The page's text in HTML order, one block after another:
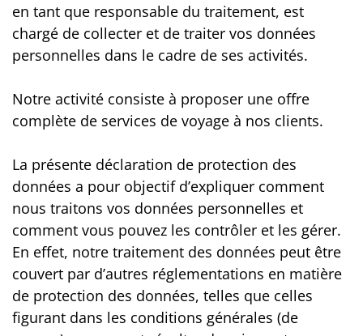
en tant que responsable du traitement, est
chargé de collecter et de traiter vos données
personnelles dans le cadre de ses activités.
Notre activité consiste à proposer une offre
complète de services de voyage à nos clients.
La présente déclaration de protection des
données a pour objectif d’expliquer comment
nous traitons vos données personnelles et
comment vous pouvez les contrôler et les gérer.
En effet, notre traitement des données peut être
couvert par d’autres réglementations en matière
de protection des données, telles que celles
figurant dans les conditions générales (de